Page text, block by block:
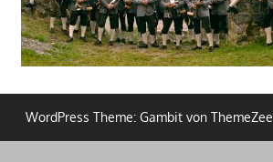
WordPress Theme: Gambit von ThemeZee.